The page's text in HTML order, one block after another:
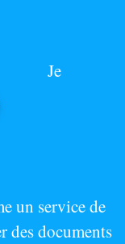
Je
un service de
des documents